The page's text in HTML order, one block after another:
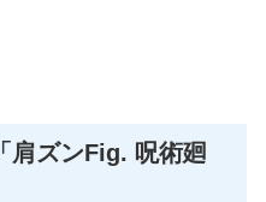
「肩ズンFig. 呪術廻